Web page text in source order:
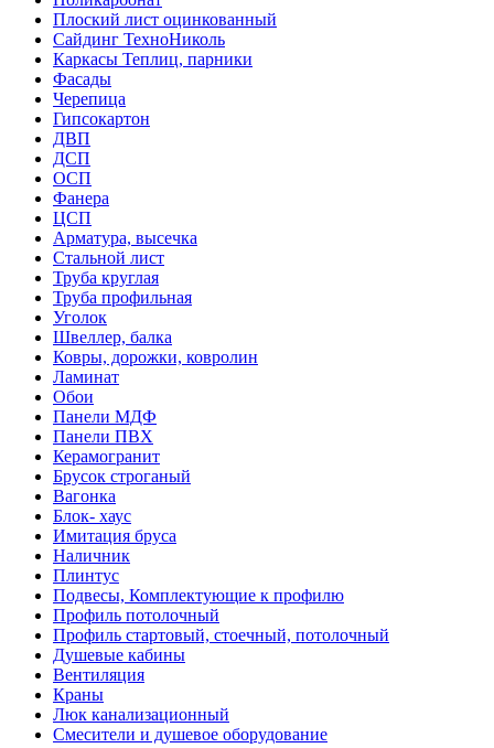
Плоский лист оцинкованный
Сайдинг ТехноНиколь
Каркасы Теплиц, парники
Фасады
Черепица
Гипсокартон
ДВП
ДСП
ОСП
Фанера
ЦСП
Арматура, высечка
Стальной лист
Труба круглая
Труба профильная
Уголок
Швеллер, балка
Ковры, дорожки, ковролин
Ламинат
Обои
Панели МДФ
Панели ПВХ
Керамогранит
Брусок строганый
Вагонка
Блок- хаус
Имитация бруса
Наличник
Плинтус
Подвесы, Комплектующие к профилю
Профиль потолочный
Профиль стартовый, стоечный, потолочный
Душевые кабины
Вентиляция
Краны
Люк канализационный
Смесители и душевое оборудование